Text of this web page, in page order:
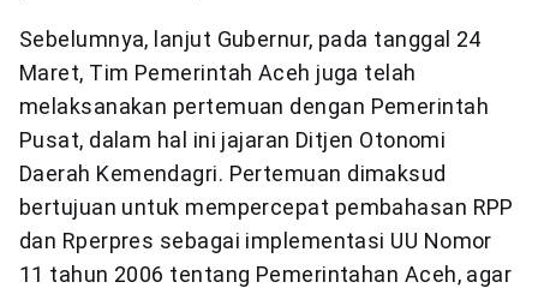
Sebelumnya, lanjut Gubernur, pada tanggal 24
Maret, Tim Pemerintah Aceh juga telah
melaksanakan pertemuan dengan Pemerintah
Pusat, dalam hal ini jajaran Ditjen Otonomi
Daerah Kemendagri. Pertemuan dimaksud
bertujuan untuk mempercepat pembahasan RPP
dan Rperpres sebagai implementasi UU Nomor
11 tahun 2006 tentang Pemerintahan Aceh, agar